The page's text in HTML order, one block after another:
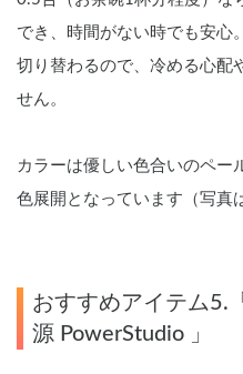
でき、時間がない時でも安心
切り替わるので、冷める心配
せん。
カラーは優しい色合いのペー
色展開となっています（写真
おすすめアイテム5.
源 PowerStudio 」